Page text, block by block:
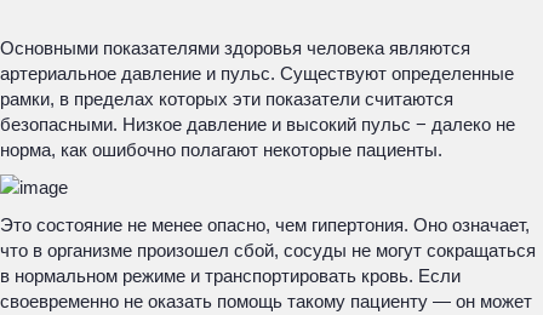
Основными показателями здоровья человека являются
артериальное давление и пульс. Существуют определенные
рамки, в пределах которых эти показатели считаются
безопасными. Низкое давление и высокий пульс − далеко не
норма, как ошибочно полагают некоторые пациенты.
Это состояние не менее опасно, чем гипертония. Оно означает,
что в организме произошел сбой, сосуды не могут сокращаться
в нормальном режиме и транспортировать кровь. Если
своевременно не оказать помощь такому пациенту — он может